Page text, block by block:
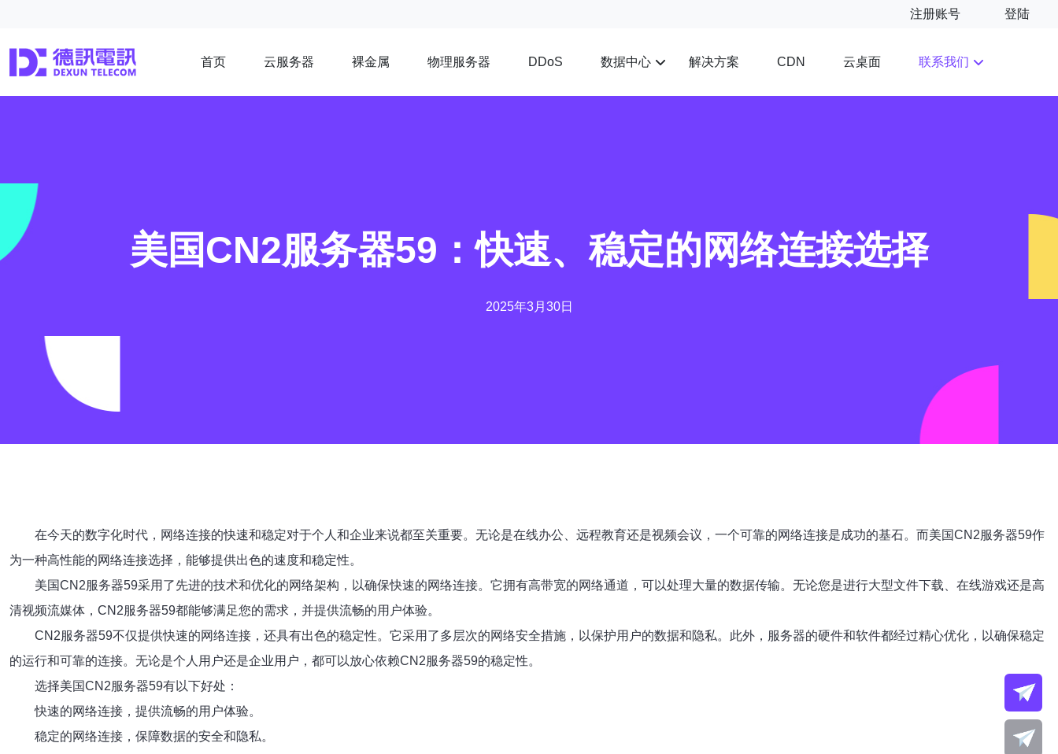
注册账号 登陆
首页 云服务器 裸金属 物理服务器 DDoS 数据中心 解决方案 CDN 云桌面 联系我们
美国CN2服务器59：快速、稳定的网络连接选择
2025年3月30日
在今天的数字化时代，网络连接的快速和稳定对于个人和企业来说都至关重要。无论是在线办公、远程教育还是视频会议，一个可靠的网络连接是成功的基石。而美国CN2服务器59作
为一种高性能的网络连接选择，能够提供出色的速度和稳定性。
美国CN2服务器59采用了先进的技术和优化的网络架构，以确保快速的网络连接。它拥有高带宽的网络通道，可以处理大量的数据传输。无论您是进行大型文件下载、在线游戏还是高
清视频流媒体，CN2服务器59都能够满足您的需求，并提供流畅的用户体验。
CN2服务器59不仅提供快速的网络连接，还具有出色的稳定性。它采用了多层次的网络安全措施，以保护用户的数据和隐私。此外，服务器的硬件和软件都经过精心优化，以确保稳定
的运行和可靠的连接。无论是个人用户还是企业用户，都可以放心依赖CN2服务器59的稳定性。
选择美国CN2服务器59有以下好处：
快速的网络连接，提供流畅的用户体验。
稳定的网络连接，保障数据的安全和隐私。